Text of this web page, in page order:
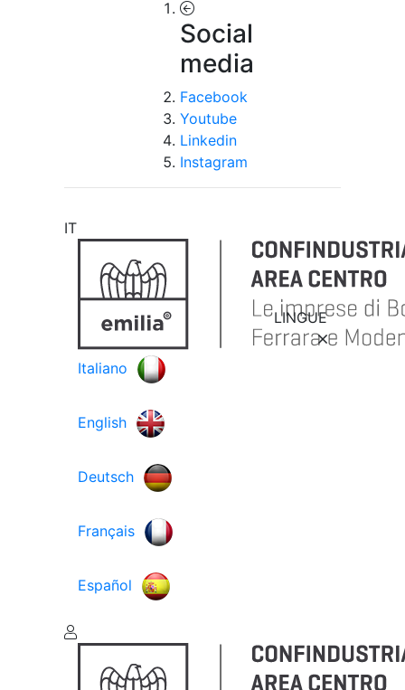
Social
media
Facebook
Youtube
Linkedin
Instagram
IT
LINGUE
Italiano
English
Deutsch
Français
Español